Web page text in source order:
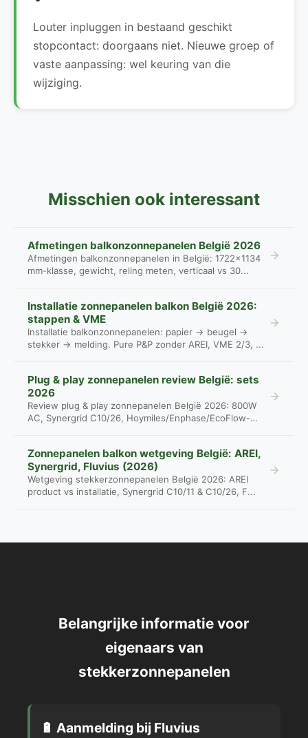
Louter inpluggen in bestaand geschikt
stopcontact: doorgaans niet. Nieuwe groep of
vaste aanpassing: wel keuring van die
wijziging.
Misschien ook interessant
Afmetingen balkonzonnepanelen België 2026
Afmetingen balkonzonnepanelen in België: 1722×1134
mm-klasse, gewicht, reling meten, verticaal vs 30...
Installatie zonnepanelen balkon België 2026:
stappen & VME
Installatie balkonzonnepanelen: papier → beugel →
stekker → melding. Pure P&P zonder AREI, VME 2/3, ...
Plug & play zonnepanelen review België: sets
2026
Review plug & play zonnepanelen België 2026: 800W
AC, Synergrid C10/26, Hoymiles/Enphase/EcoFlow-
Zonnepanelen balkon wetgeving België: AREI,
Synergrid, Fluvius (2026)
Wetgeving stekkerzonnepanelen België 2026: AREI
product vs installatie, Synergrid C10/11 & C10/26, F...
Belangrijke informatie voor
eigenaars van
stekkerzonnepanelen
🔋 Aanmelding bij Fluvius